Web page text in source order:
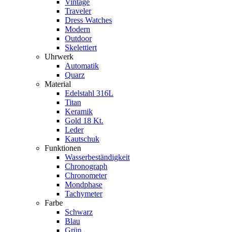
Traveler
Dress Watches
Modern
Outdoor
Skelettiert
Uhrwerk
Automatik
Quarz
Material
Edelstahl 316L
Titan
Keramik
Gold 18 Kt.
Leder
Kautschuk
Funktionen
Wasserbeständigkeit
Chronograph
Chronometer
Mondphase
Tachymeter
Farbe
Schwarz
Blau
Grün